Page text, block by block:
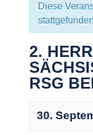
Diese
2.
RSG
30.